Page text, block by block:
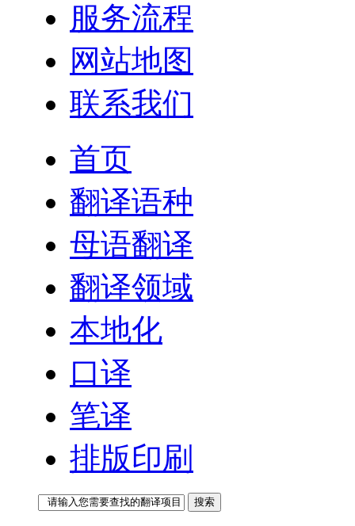
服务流程
网站地图
联系我们
首页
翻译语种
母语翻译
翻译领域
本地化
口译
笔译
排版印刷